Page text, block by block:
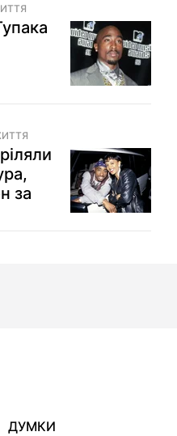
за
ДУМКИ